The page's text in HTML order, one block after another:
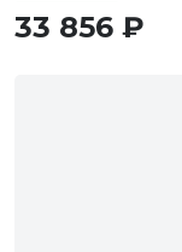
33 856 ₽